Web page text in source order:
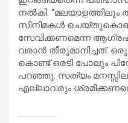
നൽകി. “മലയാളത്തിലും
സിനിമകൾ
സേവിക്കണമെന്ന
വരാൻ തീരുമാനിച്ചത്.
കൊണ്ട് ഒരടി പോലും
പറഞ്ഞു. സത്യം
എല്ലാവരും